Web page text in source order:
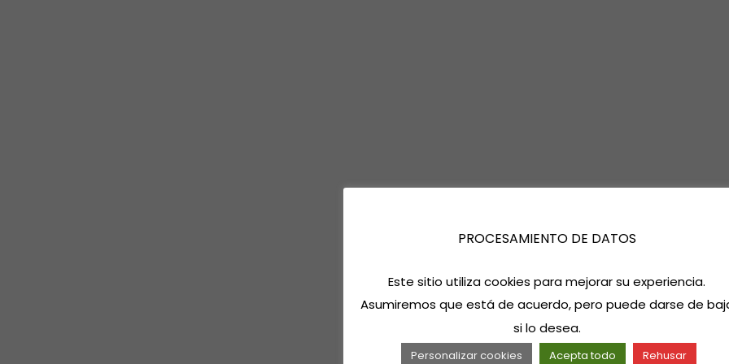
PROCESAMIENTO DE DATOS
Este sitio utiliza cookies para mejorar su experiencia.
Asumiremos que está de acuerdo, pero puede darse de
si lo desea.
Personalizar cookies Acepta todo Rehusar